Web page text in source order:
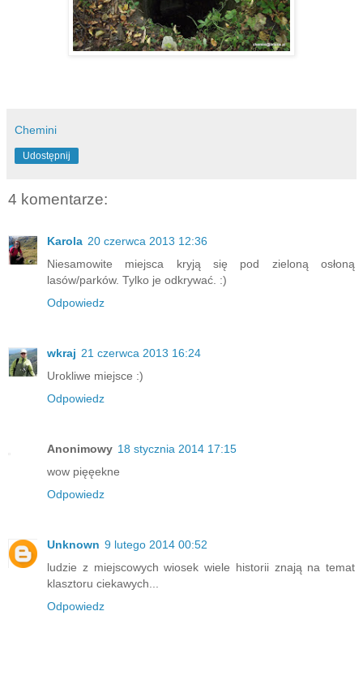
Chemini
Udostępnij
4 komentarze:
Karola 20 czerwca 2013 12:36
Niesamowite miejsca kryją się pod zieloną osłoną
lasów/parków. Tylko je odkrywać. :)
Odpowiedz
wkraj 21 czerwca 2013 16:24
Urokliwe miejsce :)
Odpowiedz
Anonimowy 18 stycznia 2014 17:15
wow pięęekne
Odpowiedz
Unknown 9 lutego 2014 00:52
ludzie z miejscowych wiosek wiele historii znają na temat
klasztoru ciekawych...
Odpowiedz